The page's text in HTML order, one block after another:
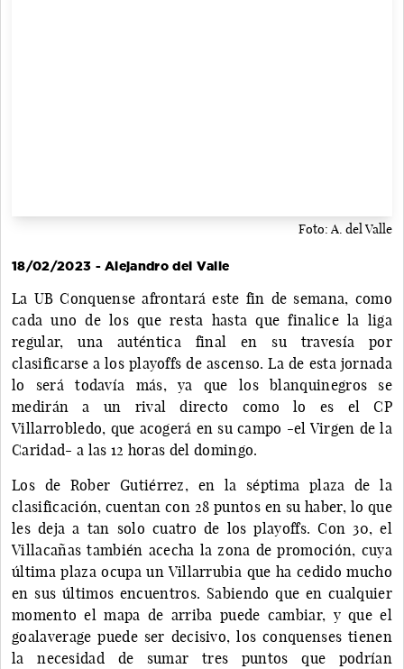
Foto: A. del Valle
18/02/2023 - Alejandro del Valle
La UB Conquense afrontará este fin de semana, como
cada uno de los que resta hasta que finalice la liga
regular, una auténtica final en su travesía por
clasificarse a los playoffs de ascenso. La de esta jornada
lo será todavía más, ya que los blanquinegros se
medirán a un rival directo como lo es el CP
Villarrobledo, que acogerá en su campo -el Virgen de la
Caridad- a las 12 horas del domingo.
Los de Rober Gutiérrez, en la séptima plaza de la
clasificación, cuentan con 28 puntos en su haber, lo que
les deja a tan solo cuatro de los playoffs. Con 30, el
Villacañas también acecha la zona de promoción, cuya
última plaza ocupa un Villarrubia que ha cedido mucho
en sus últimos encuentros. Sabiendo que en cualquier
momento el mapa de arriba puede cambiar, y que el
goalaverage puede ser decisivo, los conquenses tienen
la necesidad de sumar tres puntos que podrían